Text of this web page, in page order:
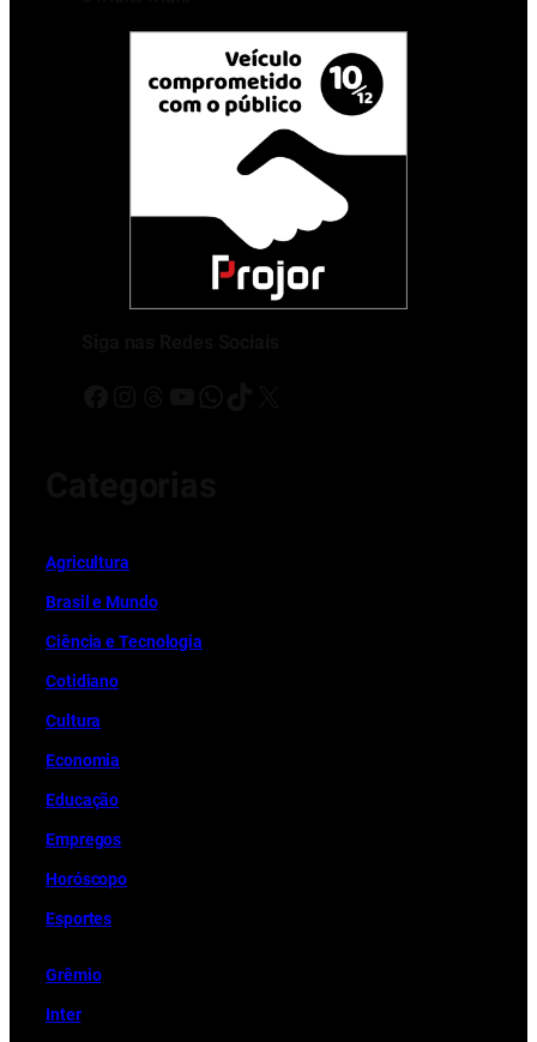
Agricultura
Brasil e Mundo
Ciência e Tecnologia
Cotidiano
Cultura
Economia
Educação
Empregos
Horóscopo
Esportes
Grêmio
Inter